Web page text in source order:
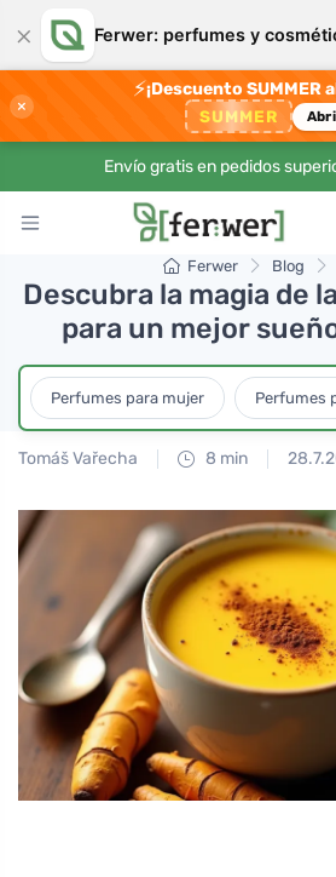
× Ferwer: perfumes y
×
⚡¡Descuento SUMMER
SUMMER
Envío gratis en pedidos
Ferwer Blog
Descubra la magia de
para un mejor
Perfumes para mujer Perfumes
Tomáš Vařecha 8 min